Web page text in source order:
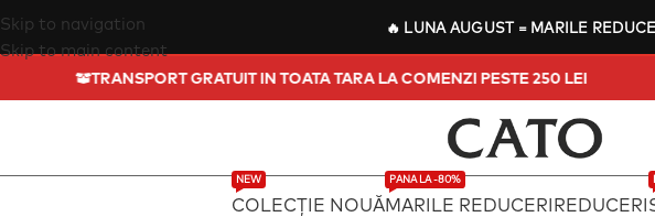
🔥 LUNA AUGUST= MARILE
Skip to navigation
Skip to main content
TRANSPORT GRATUIT IN TOATA TARA LA COMENZI PESTE 250 LEI
COLECȚIE NOUĂ
NEW
MARILE REDUCERI
PANA LA -80%
REDUCERI